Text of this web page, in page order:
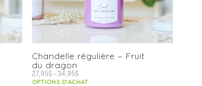
Chandelle régulière – Fruit
du dragon
27,95$ –34,95$
OPTIONS D'ACHAT